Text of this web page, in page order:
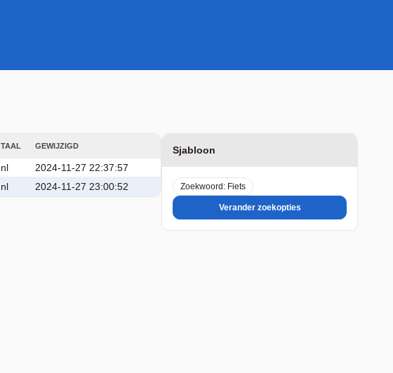
Sjabloon
Zoekwoord: Fiets
Verander zoekopties
TAAL GEWIJZIGD
nl
2024-11-27 22:37:57
nl 2024-11-27 23:00:52